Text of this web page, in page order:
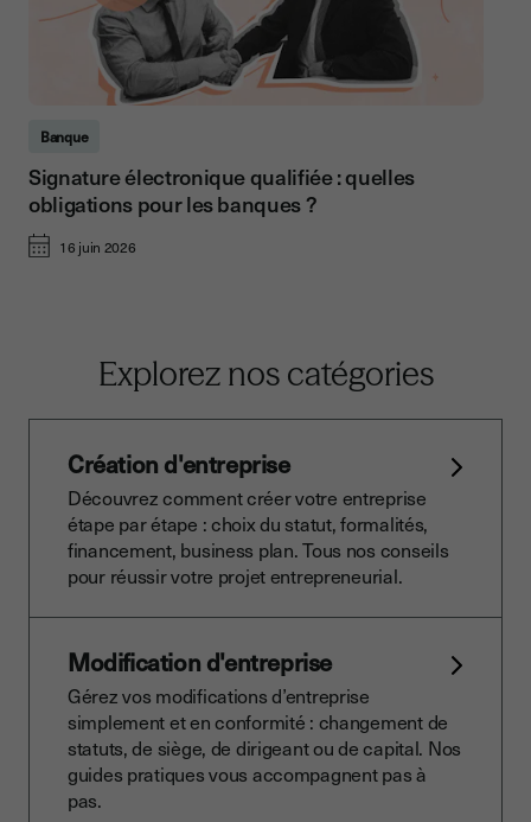
Banque
Signature électronique qualifiée : quelles
obligations pour les banques ?
16 juin 2026
Explorez nos catégories
Création d'entreprise
Découvrez comment créer votre entreprise
étape par étape : choix du statut, formalités,
financement, business plan. Tous nos conseils
pour réussir votre projet entrepreneurial.
Modification d'entreprise
Gérez vos modifications d’entreprise
simplement et en conformité : changement de
statuts, de siège, de dirigeant ou de capital. Nos
guides pratiques vous accompagnent pas à
pas.